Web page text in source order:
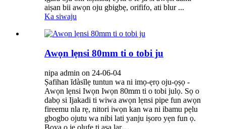
aiṣan bii awọn oju gbigbẹ, orififo, ati blur ...
Ka siwaju
Awọn lẹnsi 80mm ti o tobi ju
nipa admin on 24-06-04
Ṣafihan ĭdàsĭlẹ tuntun wa ni imọ-ẹrọ oju-ọṣọ -
Awọn lẹnsi Iwọn Iwọn 80mm ti o tobi julọ. Sọ o
dabọ si Ijakadi ti wiwa awọn lẹnsi pipe fun awọn
fireemu nla rẹ, nitori iwọn kan wa ni ibamu pẹlu
gbogbo ojutu wa nibi lati yanju iṣoro yẹn fun ọ.
Boya o jẹ olufẹ ti aṣa lar…